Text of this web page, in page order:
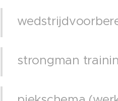
strongman